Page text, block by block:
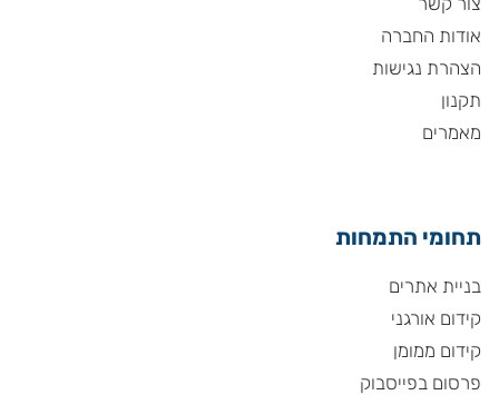
אודות החברה
הצהרת נגישות
תקנון
מאמרים
תחומי התמחות
בניית אתרים
קידום אורגני
קידום ממומן
פרסום בפייסבוק